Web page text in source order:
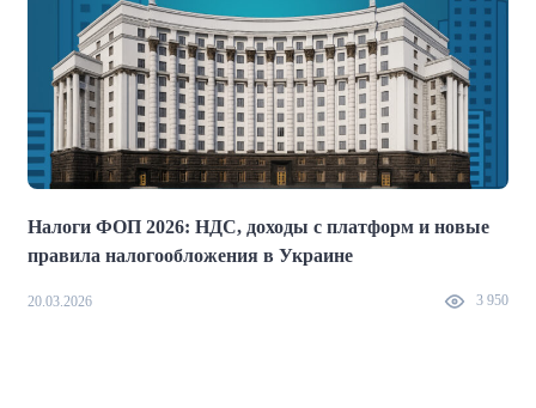
Налоги ФОП 2026: НДС, доходы с платформ и новые
правила налогообложения в Украине
20.03.2026 3 950